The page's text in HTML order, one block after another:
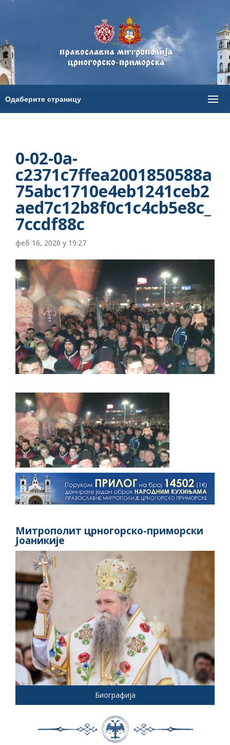
0-02-0a-
c2371c7ffea2001850588a
75abc1710e4eb1241ceb2
aed7c12b8f0c1c4cb5e8c_
7ccdf88c
феб 16, 2020 у 19:27
Митрополит црногорско-приморски
Јоаникије
Биографија